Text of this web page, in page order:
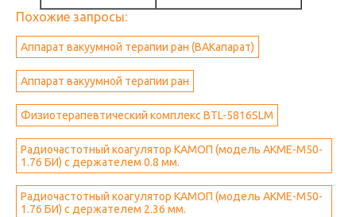
Похожие запросы:
Аппарат вакуумной терапии ран (ВАКапарат)
Аппарат вакуумной терапии ран
Физиотерапевтический комплекс BTL-5816SLM
Радиочастотный коагулятор КАМОП (модель АКМЕ-М50-
1.76 БИ) с держателем 0.8 мм.
Радиочастотный коагулятор КАМОП (модель АКМЕ-М50-
1.76 БИ) с держателем 2.36 мм.